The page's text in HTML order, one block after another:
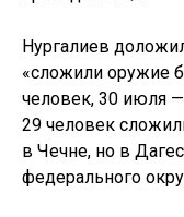
Нургалиев
«сложили оружие
человек, 30 июля
29 человек
в Чечне, но в
федерального